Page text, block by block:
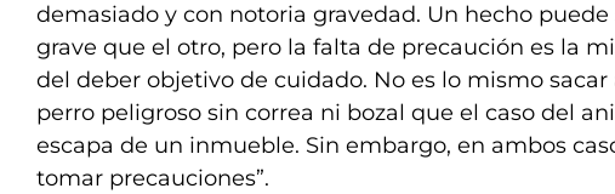
demasiado y con notoria gravedad. Un hecho
grave que el otro, pero la falta de precaución es la
del deber objetivo de cuidado. No es lo mismo sacar
perro peligroso sin correa ni bozal que el caso del
escapa de un inmueble. Sin embargo, en ambos
tomar precauciones”.